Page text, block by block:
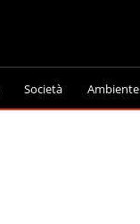
Società Ambiente